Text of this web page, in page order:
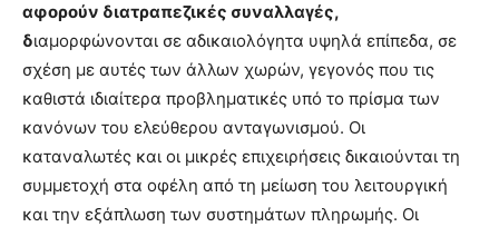
αφορούν διατραπεζικές συναλλαγές,
διαμορφώνονται σε αδικαιολόγητα υψηλά επίπεδα, σε
σχέση με αυτές των άλλων χωρών, γεγονός που τις
καθιστά ιδιαίτερα προβληματικές υπό το πρίσμα των
κανόνων του ελεύθερου ανταγωνισμού. Οι
καταναλωτές και οι μικρές επιχειρήσεις δικαιούνται τη
συμμετοχή στα οφέλη από τη μείωση του λειτουργική
και την εξάπλωση των συστημάτων πληρωμής. Οι